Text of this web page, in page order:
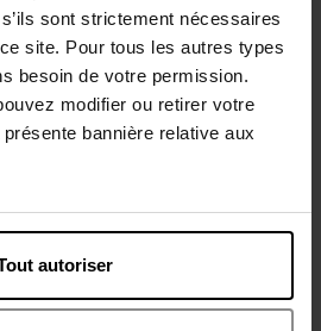
sont strictement nécessaires
site. Pour tous les autres types
besoin de votre permission.
modifier ou retirer votre
bannière relative aux
autoriser